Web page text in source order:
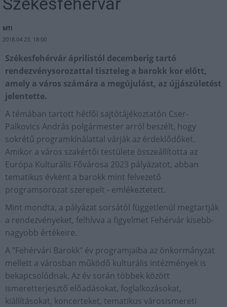
MTI
2018.04.23. 18:00
Székesfehérvár áprilistól decemberig tartó
rendezvénysorozattal tiszteleg a barokk kor előtt,
amely a város számára a megújulást, az újjászületést
jelentette.
A témában tartott hétfői sajtótájékoztatón Cser-
Palkovics András polgármester arról beszélt, hogy
sokrétű programkínálattal várják az érdeklődőket.
Amikor a város szakértői testülete összeállította az
Európa Kulturális Fővárosa 2023 pályázatot, abban
tematikus évként a barokk mint felvezető
programsorozat szerepelt - emlékeztetett.
Mint mondta, a pályázat sorsától függetlenül megtartják
a rendezvényeket, felhívva a figyelmet Fehérvár kisebb-
nagyobb értékeire.
A "Fehérvári Barokk" év programjaiba az önkormányzat
mellett a városban működő kulturális intézmények is
bekapcsolódnak. Az év során többek között
ismeretterjesztő előadásokat, foglalkozásokat,
kiállításokat, koncerteket, tematikus városismereti